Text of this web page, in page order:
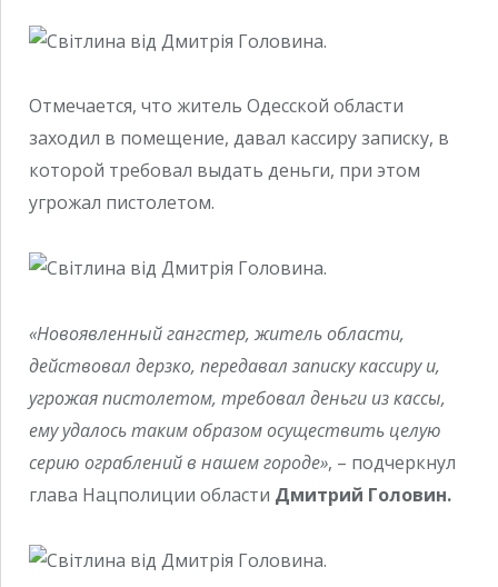
Отмечается, что житель Одесской области
заходил в помещение, давал кассиру записку, в
которой требовал выдать деньги, при этом
угрожал пистолетом.
«Новоявленный гангстер, житель области,
действовал дерзко, передавал записку кассиру и,
угрожая пистолетом, требовал деньги из кассы,
ему удалось таким образом осуществить целую
серию ограблений в нашем городе», – подчеркнул
глава Нацполиции области Дмитрий Головин.